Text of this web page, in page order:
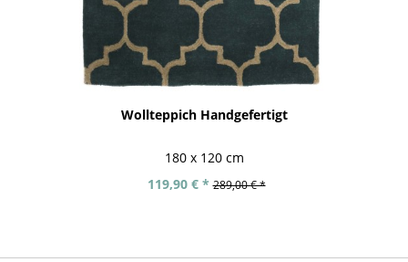
Wollteppich Handgefertigt
180 x 120 cm
119,90 € * 289,00 € *